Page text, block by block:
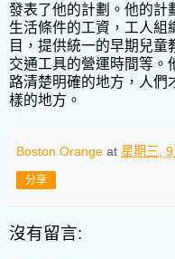
發表了他的計劃。他的計
生活條件的工資，工人組
目，提供統一的早期兒
交通工具的營運時間等。
路清楚明確的地方，人們
樣的地方。
Boston Orange at 星期三,
分享
沒有留言: